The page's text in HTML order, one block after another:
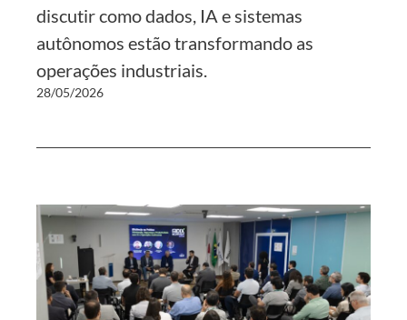
discutir como dados, IA e sistemas
autônomos estão transformando as
operações industriais.
28/05/2026